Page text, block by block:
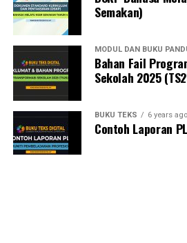
Semakan)
MODUL DAN BUKU
Bahan Fail
Sekolah 2025
BUKU TEKS 6 years ago
Contoh Laporan